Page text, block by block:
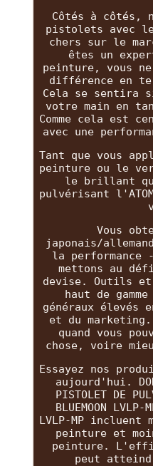
Côtés à côtés,
pistolets avec
chers sur le
êtes un
peinture, vous
différence en
Cela se sentira
votre main en
Comme cela est
avec une
Tant que vous
peinture ou le
le brillant
pulvérisant
Vous
japonais/
la performance
mettons au
devise. Outils
haut de
généraux élevés
et du
quand vous
chose, voire
Essayez nos
aujourd'hui.
PISTOLET DE
BLUEMOON
LVLP-MP
peinture et
peinture.
peut